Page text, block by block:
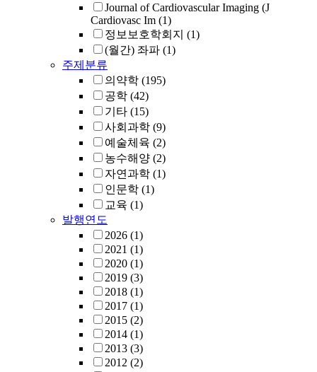
Journal of Cardiovascular Imaging (J
Cardiovasc Im (1)
정보보호학회지 (1)
(월간) 좌파 (1)
주제분류
의약학 (195)
공학 (42)
기타 (15)
사회과학 (9)
예술체육 (2)
농수해양 (2)
자연과학 (1)
인문학 (1)
교육 (1)
발행연도
2026 (1)
2021 (1)
2020 (1)
2019 (3)
2018 (1)
2017 (1)
2015 (2)
2014 (1)
2013 (3)
2012 (2)